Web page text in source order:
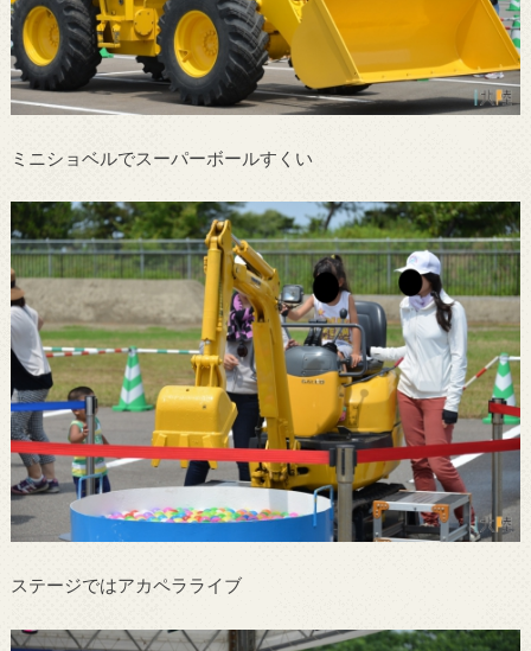
ミニショベルでスーパーボールすくい
ステージではアカペラライブ